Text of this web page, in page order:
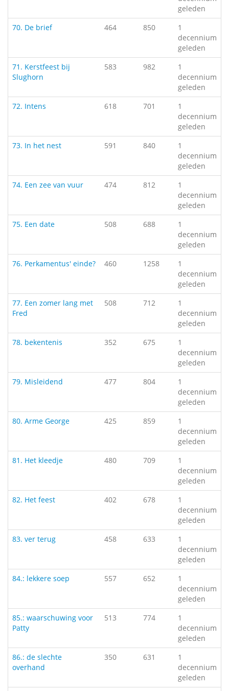
geleden
70. De brief
464 850
1
decennium
geleden
71. Kerstfeest bij
Slughorn
583 982
1
decennium
geleden
72. Intens
618 701
1
decennium
geleden
73. In het nest
591 840
1
decennium
geleden
74. Een zee van vuur
474 812
1
decennium
geleden
75. Een date
508 688
1
decennium
geleden
76. Perkamentus' einde?
460 1258
1
decennium
geleden
77. Een zomer lang met
Fred
508 712
1
decennium
geleden
78. bekentenis
352 675
1
decennium
geleden
79. Misleidend
477 804
1
decennium
geleden
80. Arme George
425 859
1
decennium
geleden
81. Het kleedje
480 709
1
decennium
geleden
82. Het feest
402 678
1
decennium
geleden
83. ver terug
458 633
1
decennium
geleden
84.: lekkere soep
557 652
1
decennium
geleden
85.: waarschuwing voor
Patty
513 774
1
decennium
geleden
86.: de slechte
overhand
350 631
1
decennium
geleden